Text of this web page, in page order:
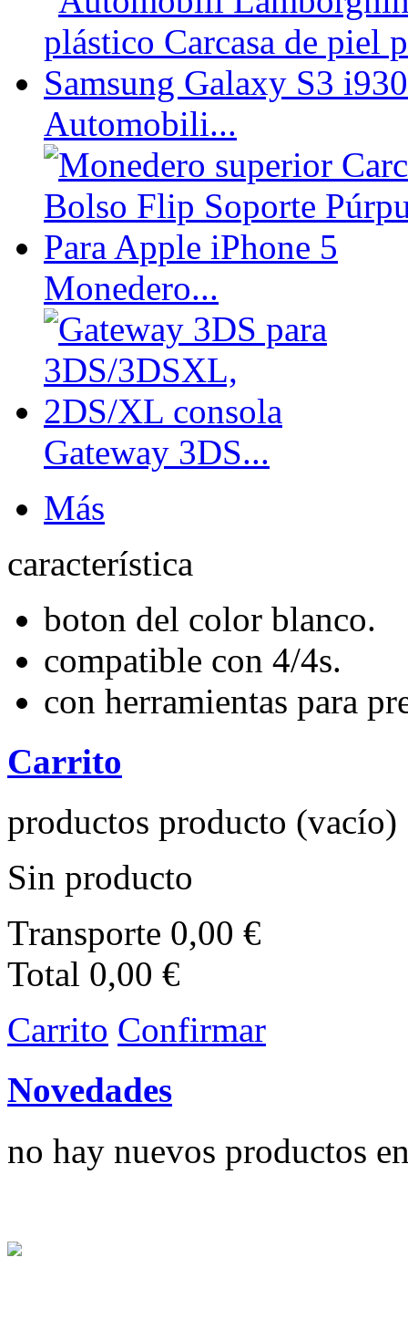
Automobili...
Monedero...
Gateway 3DS...
Más
característica
boton del color blanco.
compatible con 4/4s.
con herramientas para
Carrito
productos producto (vacío)
Sin producto
Transporte 0,00 €
Total 0,00 €
Carrito Confirmar
Novedades
no hay nuevos productos